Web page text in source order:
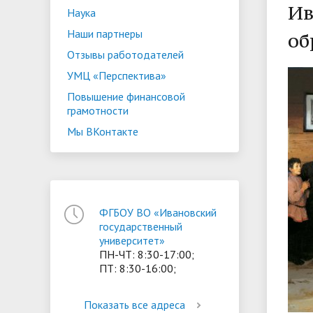
• Конкурсы на замещение
должностей
•
• Координационный центр ИвГУ
• Вход
• Олимпиада "Большие надежды
малых городов"
ориентации и содействия
трудоустройству выпускников
«Карьера»
•
• Платные образовательные услуги
• Стипендии и меры поддержки
обучающихся
•
• Абитуриенту
•
• Организация питания в
Наука
Наши партнеры
Отзывы работодателей
УМЦ «Перспектива»
Повышение финансовой
грамотности
Мы ВКонтакте
ФГБОУ ВО «Ивановский
государственный
университет»
ПН-ЧТ: 8:30-17:00;
ПТ: 8:30-16:00;
Показать все адреса